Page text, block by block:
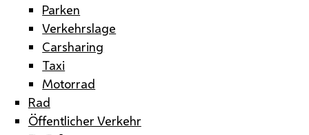
Parken
Verkehrslage
Carsharing
Taxi
Motorrad
Rad
Öffentlicher Verkehr